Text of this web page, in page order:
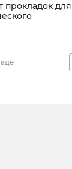
прокладок для
насоса